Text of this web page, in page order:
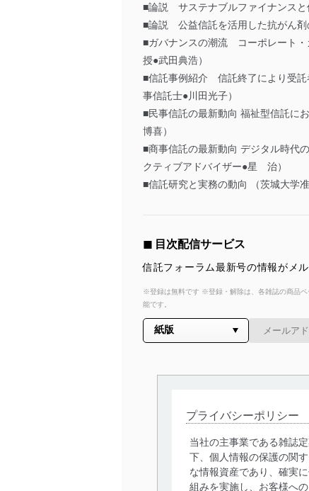
■論説 サステナブルファイナンスと
■論説 公益信託を活用した抗がん剤
■ガバナンスの潮流 コーポレート・
授●武田典浩）
■信託事例紹介 信託終了により受託
事信託士●川田光子）
■民事信託の最新動向 福祉型信託に
博喜）
■商事信託の最新動向 デジタル時代
クティブアドバイザー●星 治）
■信託研究と実務の動向 （茨城大学
◼︎ 目次配信サービス
信託フォーラム最新号の情報がメ
※登録は無料です ※登録・解除は、各雑誌の商品ペ
能です。
プライバシーポリシー
当社の主事業である雑誌
下、個人情報の保護の関
な情報資産であり、確実
組みを実施し、お客様へ